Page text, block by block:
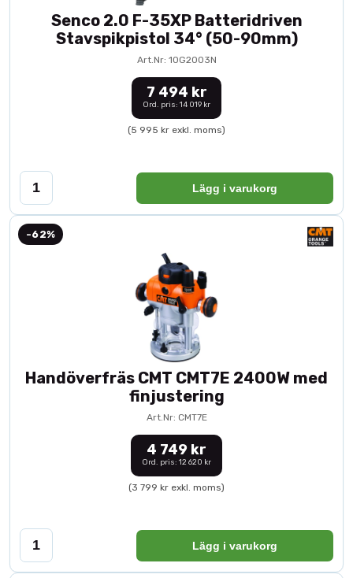
Senco 2.0 F-35XP Batteridriven
Stavspikpistol 34° (50-90mm)
Art.Nr: 10G2003N
7 494 kr
Ord. pris: 14 019 kr
(5 995 kr exkl. moms)
Lägg i varukorg
-62%
Handöverfräs CMT CMT7E 2400W med
finjustering
Art.Nr: CMT7E
4 749 kr
Ord. pris: 12 620 kr
(3 799 kr exkl. moms)
Lägg i varukorg